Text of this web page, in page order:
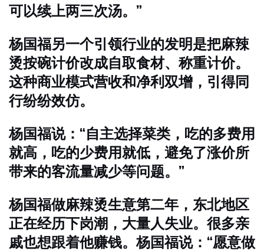
可以续上两三次汤。”
杨国福另一个引领行业的发明是把麻辣
烫按碗计价改成自取食材、称重计价。
这种商业模式营收和净利双增，引得同
行纷纷效仿。
杨国福说：“自主选择菜类，吃的多费用
就高，吃的少费用就低，避免了涨价所
带来的客流量减少等问题。”
杨国福做麻辣烫生意第二年，东北地区
正在经历下岗潮，大量人失业。很多亲
戚也想跟着他赚钱。杨国福说：“愿意做